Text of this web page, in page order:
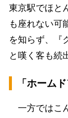
東京駅でほと
も座れない可
を知らず、『
と嘆く客も続
「ホーム
一方ではこ